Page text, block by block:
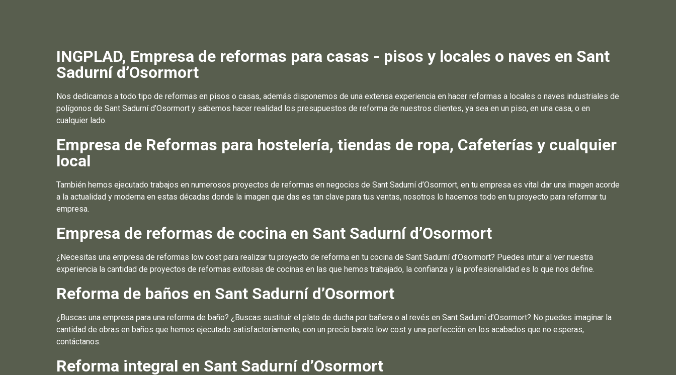
INGPLAD, Empresa de reformas para casas - pisos y locales o naves en Sant
Sadurní d’Osormort
Nos dedicamos a todo tipo de reformas en pisos o casas, además disponemos de una extensa experiencia en hacer reformas a locales o naves industriales de
polígonos de Sant Sadurní d’Osormort y sabemos hacer realidad los presupuestos de reforma de nuestros clientes, ya sea en un piso, en una casa, o en
cualquier lado.
Empresa de Reformas para hostelería, tiendas de ropa, Cafeterías y cualquier
local
También hemos ejecutado trabajos en numerosos proyectos de reformas en negocios de Sant Sadurní d’Osormort, en tu empresa es vital dar una imagen acorde
a la actualidad y moderna en estas décadas donde la imagen que das es tan clave para tus ventas, nosotros lo hacemos todo en tu proyecto para reformar tu
empresa.
Empresa de reformas de cocina en Sant Sadurní d’Osormort
¿Necesitas una empresa de reformas low cost para realizar tu proyecto de reforma en tu cocina de Sant Sadurní d’Osormort? Puedes intuir al ver nuestra
experiencia la cantidad de proyectos de reformas exitosas de cocinas en las que hemos trabajado, la confianza y la profesionalidad es lo que nos define.
Reforma de baños en Sant Sadurní d’Osormort
¿Buscas una empresa para una reforma de baño? ¿Buscas sustituir el plato de ducha por bañera o al revés en Sant Sadurní d’Osormort? No puedes imaginar la
cantidad de obras en baños que hemos ejecutado satisfactoriamente, con un precio barato low cost y una perfección en los acabados que no esperas,
contáctanos.
Reforma integral en Sant Sadurní d’Osormort